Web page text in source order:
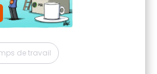
de travail